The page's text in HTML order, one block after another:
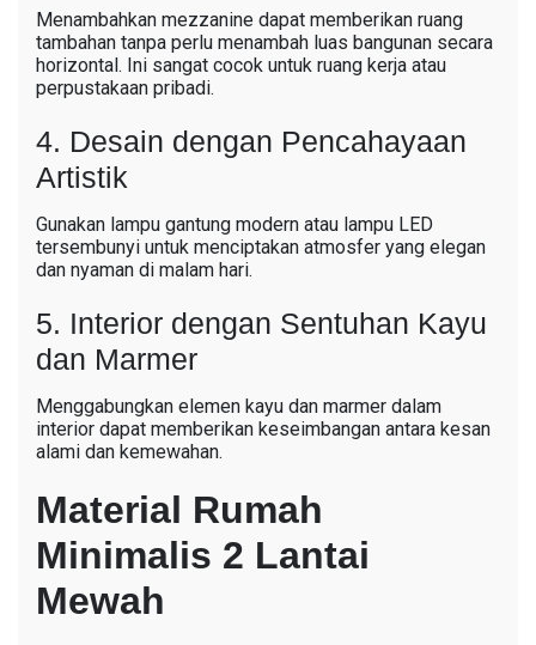
Menambahkan mezzanine dapat memberikan ruang
tambahan tanpa perlu menambah luas bangunan secara
horizontal. Ini sangat cocok untuk ruang kerja atau
perpustakaan pribadi.
4. Desain dengan Pencahayaan
Artistik
Gunakan lampu gantung modern atau lampu LED
tersembunyi untuk menciptakan atmosfer yang elegan
dan nyaman di malam hari.
5. Interior dengan Sentuhan Kayu
dan Marmer
Menggabungkan elemen kayu dan marmer dalam
interior dapat memberikan keseimbangan antara kesan
alami dan kemewahan.
Material Rumah
Minimalis 2 Lantai
Mewah